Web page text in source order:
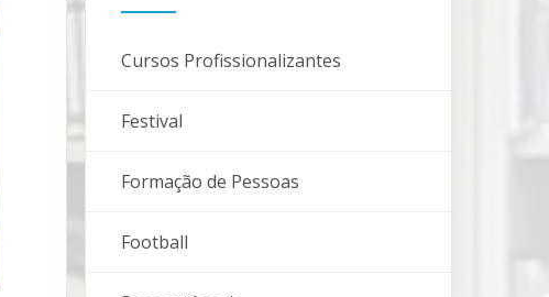
Cursos Profissionalizantes
Festival
Formação de Pessoas
Football